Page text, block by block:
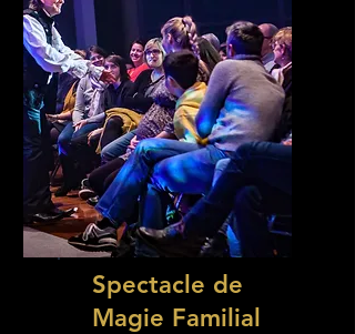
Spectacle de
Magie Familial